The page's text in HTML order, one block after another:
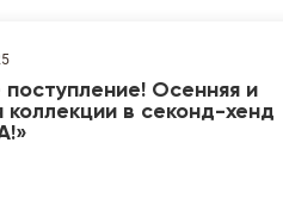
поступление! Осенняя и
коллекции в секонд-хенд